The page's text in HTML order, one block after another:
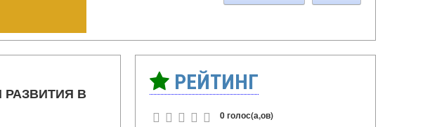
В
РЕЙТИНГ
0 голос(а,ов)